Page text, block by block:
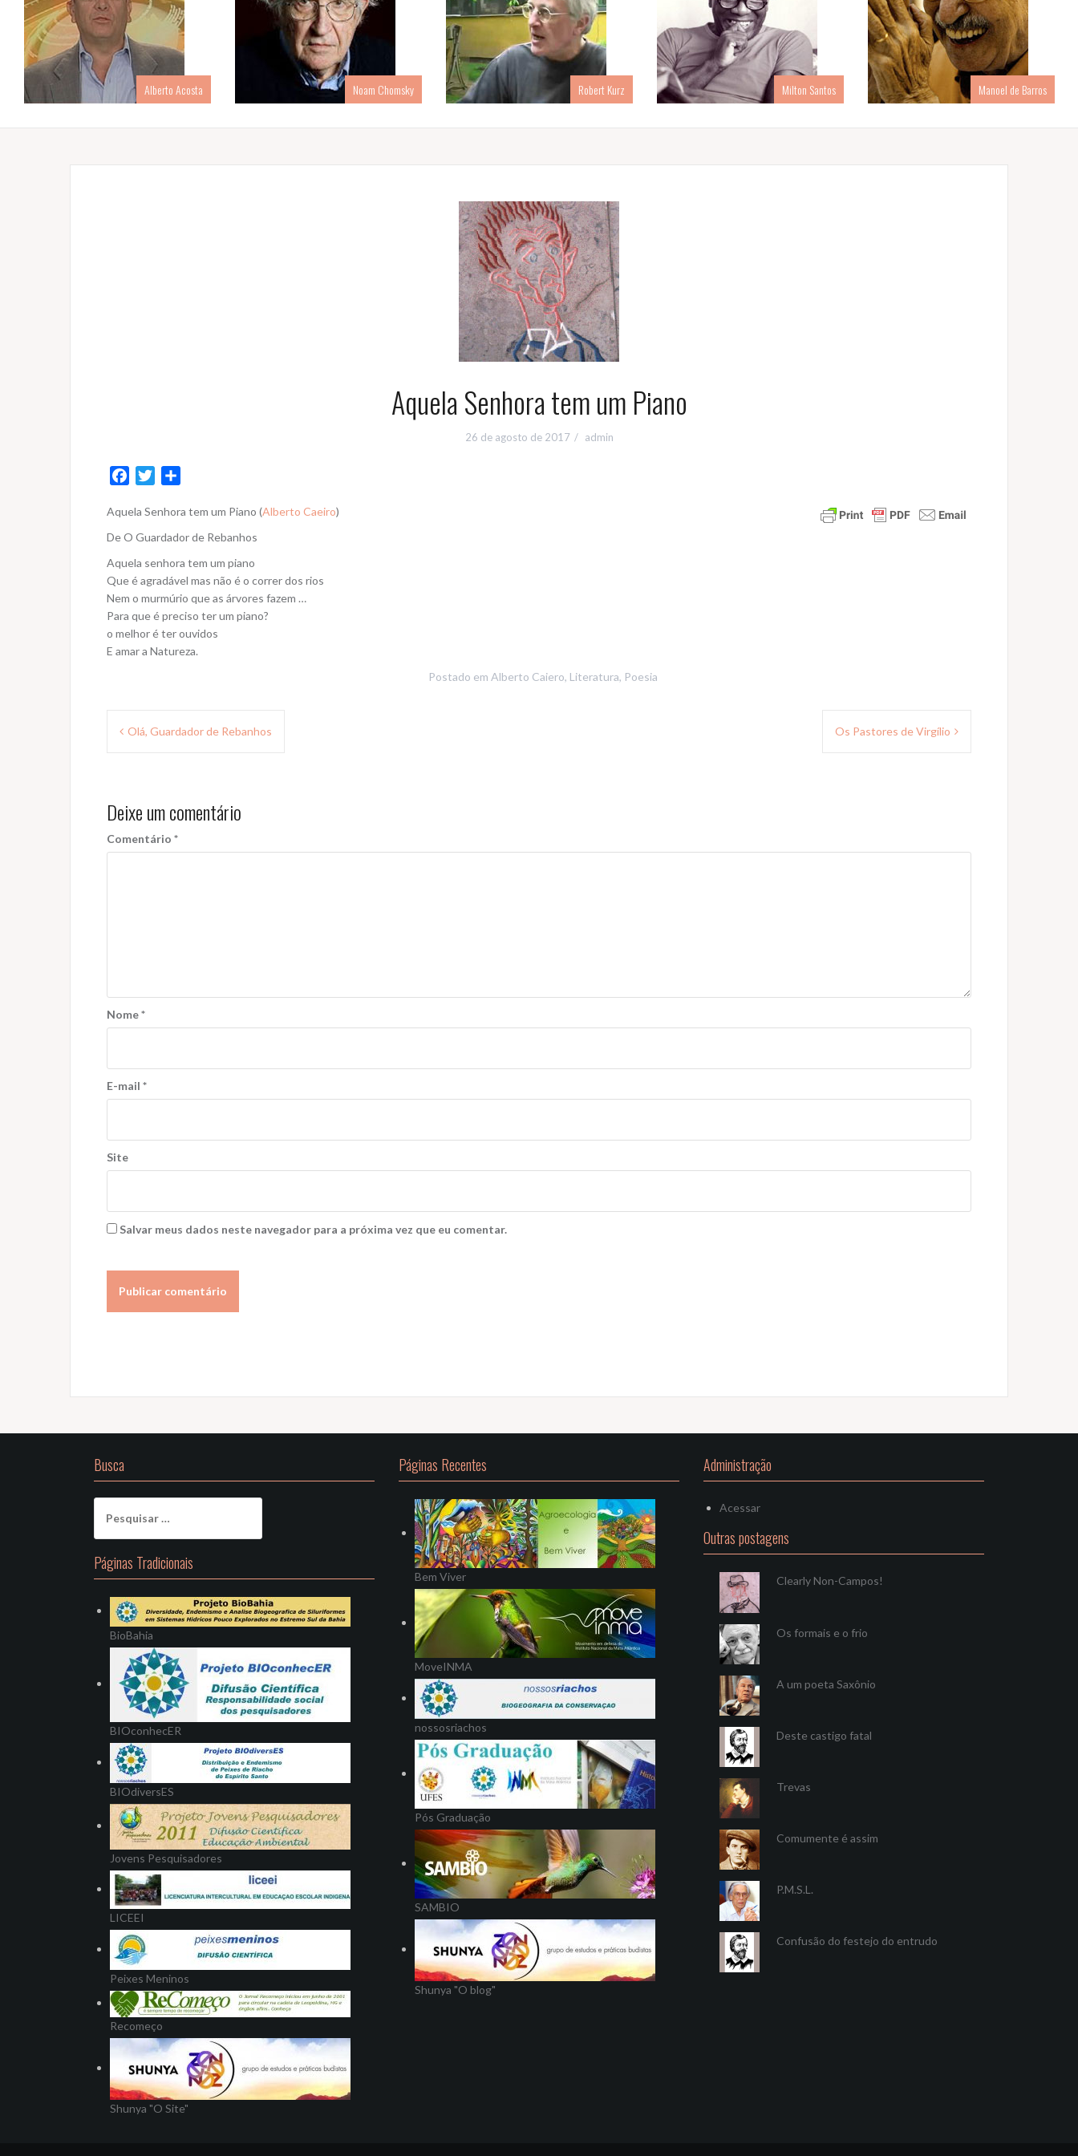
Alberto Acosta Noam Chomsky Robert Kurz Milton Santos Manoel de Barros
Aquela Senhora tem um Piano
26 de agosto de 2017 admin
c
e
o
i
t
e
a
r
Aquela Senhora tem um Piano (Alberto Caeiro)
De O Guardador de Rebanhos
Aquela senhora tem um piano
Que é agradável mas não é o correr dos rios
Nem o murmúrio que as árvores fazem …
Para que é preciso ter um piano?
o melhor é ter ouvidos
E amar a Natureza.
Postado em Alberto Caiero, Literatura, Poesia
Navegação
Olá, Guardador de Rebanhos Os Pastores de Virgílio
Deixe um comentário
Comentário *
Nome*
E-mail *
Site
Salvar meus dados neste navegador para a próxima vez que eu comentar.
Busca
por:
Páginas Tradicionais
BioBahia
BIOconhecER
BIOdiversES
Jovens Pesquisadores
LICEEI
Peixes Meninos
Recomeço
Shunya "O Site"
Páginas Recentes
Bem Viver
MoveINMA
nossosriachos
Pós Graduação
SAMBIO
Shunya "O blog"
Administração
Acessar
Outras postagens
Clearly Non-Campos!
Os formais e o frio
A um poeta Saxônio
Deste castigo fatal
Trevas
Comumente é assim
P.M.S.L.
Confusão do festejo do entrudo